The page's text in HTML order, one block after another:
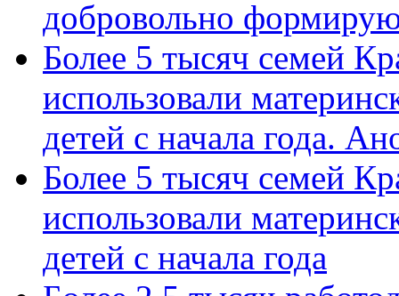
добровольно
Более 5 тысяч семей
использовали
детей с начала года.
Более 5 тысяч семей
использовали
детей с начала года